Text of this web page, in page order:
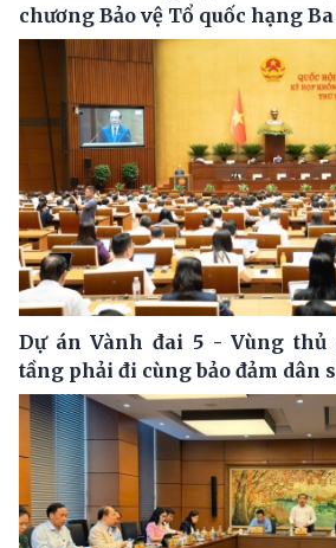
chương Bảo vệ Tổ quốc hạng Ba
Dự án Vành đai 5 - Vùng thủ
tầng phải đi cùng bảo đảm dân